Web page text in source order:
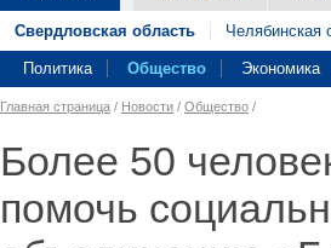
Свердловская область Челябинская
Политика Общество Экономика
Главная страница / Новости / Общество /
Более 50
помочь